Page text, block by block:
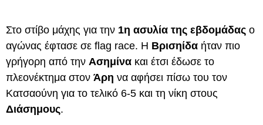
Στο στίβο μάχης για την 1η ασυλία της εβδομάδας ο
αγώνας έφτασε σε flag race. Η Βρισηίδα ήταν πιο
γρήγορη από την Ασημίνα και έτσι έδωσε το
πλεονέκτημα στον Άρη να αφήσει πίσω του τον
Κατσαούνη για το τελικό 6-5 και τη νίκη στους
Διάσημους.